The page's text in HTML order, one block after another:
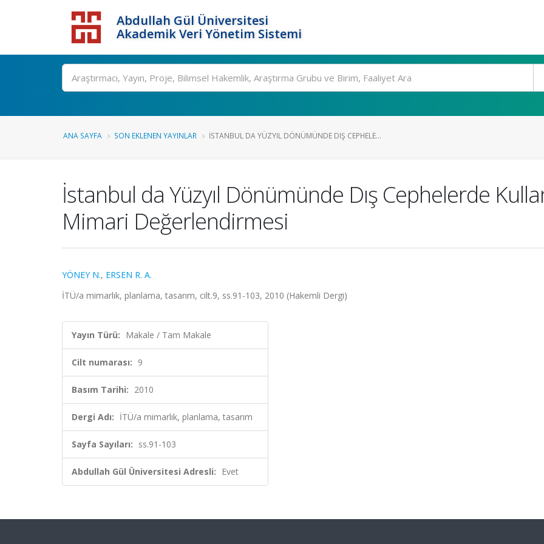
Abdullah Gül Üniversitesi
Akademik Veri Yönetim Sistemi
ANA SAYFA SON EKLENEN YAYINLAR İSTANBUL DA YÜZYIL DÖNÜMÜNDE DIŞ CEPHELE...
İstanbul da Yüzyıl Dönümünde Dış Cephelerde
Mimari Değerlendirmesi
YÖNEY N., ERSEN R. A.
İTÜ/a mimarlık, planlama, tasarım, cilt.9, ss.91-103, 2010 (Hakemli Dergi)
Yayın Türü: Makale / Tam Makale
Cilt numarası: 9
Basım Tarihi: 2010
Dergi Adı: İTÜ/a mimarlık, planlama, tasarım
Sayfa Sayıları: ss.91-103
Abdullah Gül Üniversitesi Adresli: Evet